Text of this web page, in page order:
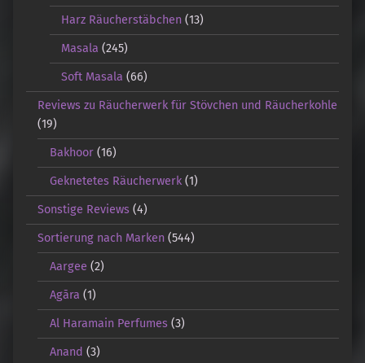
Harz Räucherstäbchen (13)
Masala (245)
Soft Masala (66)
Reviews zu Räucherwerk für Stövchen und Räucherkohle
(19)
Bakhoor(16)
Geknetetes Räucherwerk(1)
Sonstige Reviews (4)
Sortierung nach Marken (544)
Aargee (2)
Agāra (1)
Al Haramain Perfumes(3)
Anand (3)